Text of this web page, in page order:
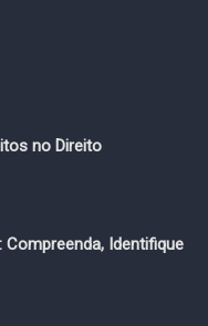
no Direito
Compreenda, Identifique